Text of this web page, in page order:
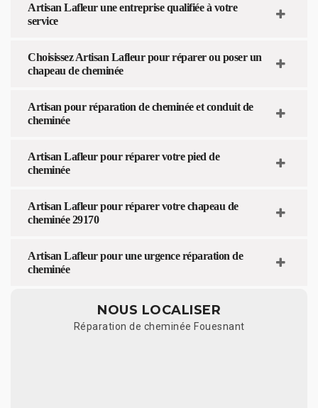
Artisan Lafleur une entreprise qualifiée à votre
service
Choisissez Artisan Lafleur pour réparer ou poser un
chapeau de cheminée
Artisan pour réparation de cheminée et conduit de
cheminée
Artisan Lafleur pour réparer votre pied de
cheminée
Artisan Lafleur pour réparer votre chapeau de
cheminée 29170
Artisan Lafleur pour une urgence réparation de
cheminée
NOUS LOCALISER
Réparation de cheminée Fouesnant